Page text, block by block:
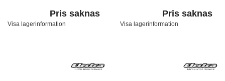
Pris saknas
Visa lagerinformation
Pris saknas
Visa lagerinformation